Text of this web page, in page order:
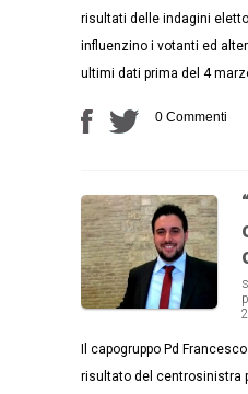
risultati delle indagini
influenzino i votanti ed
ultimi dati prima del 4
0 Commenti
Il capogruppo Pd
risultato del centrosinistra